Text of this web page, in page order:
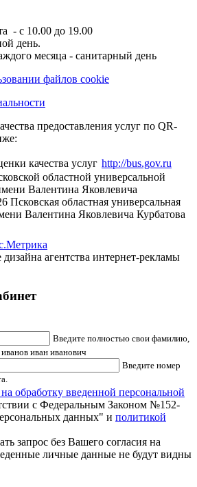
- с 10.00 до 19.00
день.
месяца - санитарный день
файлов cookie
предоставления услуг по QR-
http://bus.gov.ru
областной универсальной
Валентина Яковлевича
Псковская областная универсальная
Валентина Яковлевича Курбатова
агентства интернет-рекламы
Введите полностью свои фамилию,
иван иванович
Введите номер
на обработку введенной персональной
с Федеральным Законом №152-
данных" и политикой
запрос без Вашего согласия на
личные данные не будут видны